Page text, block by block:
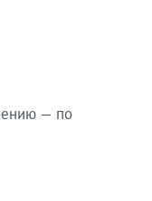
— по